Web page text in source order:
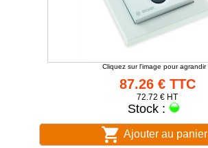
Cliquez sur l'image pour agrandir
87.26 € TTC
72.72 € HT
Stock :
Ajouter au panier